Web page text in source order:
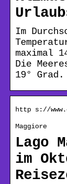
Im
maximal
Die
19°
http s://
Maggiore
Lago
im